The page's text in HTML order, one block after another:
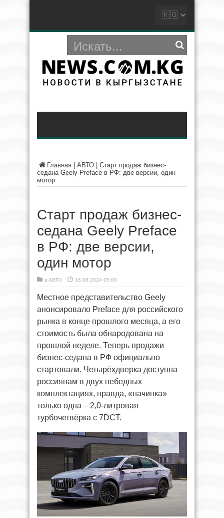
Главная АВТО
Старт продаж бизнес-
седана Geely Preface в РФ: две версии, один
мотор
Старт продаж бизнес-
седана Geely Preface
в РФ: две версии,
один мотор
в АВТО 16.08.2024 05:00
Местное представительство Geely
анонсировало Preface для российского
рынка в конце прошлого месяца, а его
стоимость была обнародована на
прошлой неделе. Теперь продажи
бизнес-седана в РФ официально
стартовали. Четырёхдверка доступна
россиянам в двух небедных
комплектациях, правда, «начинка»
только одна – 2,0-литровая
турбочетвёрка с 7DCT.